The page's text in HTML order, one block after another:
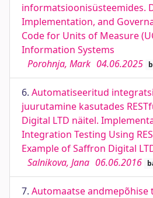
informatsioonisüsteemides.
Implementation, and
Code for Units of Measure
Information Systems
Porohnja, Mark 04.06.2025
6. Automatiseeritud
juurutamine kasutades
Digital LTD näitel.
Integration Testing Using
Example of Saffron Digital
Salnikova, Jana 06.06.2016
7. Automaatse andmepõhise